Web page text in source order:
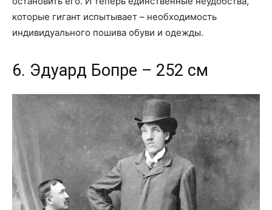
которые гигант испытывает – необходимость
индивидуального пошива обуви и одежды.
6. Эдуард Бопре – 252 см